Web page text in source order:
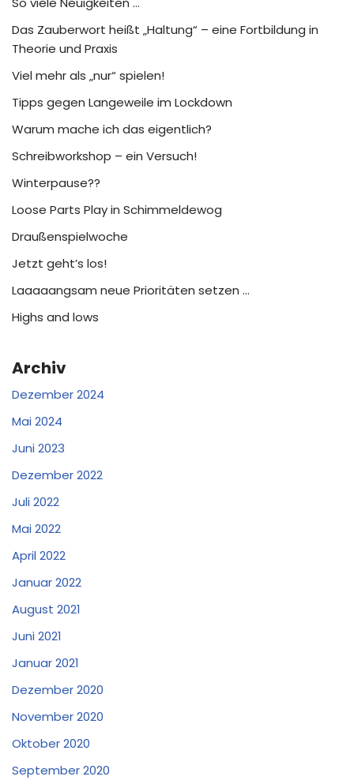
Das Zauberwort heißt „Haltung“ – eine Fortbildung in
Theorie und Praxis
Viel mehr als „nur“ spielen!
Tipps gegen Langeweile im Lockdown
Warum mache ich das eigentlich?
Schreibworkshop – ein Versuch!
Winterpause??
Loose Parts Play in Schimmeldewog
Draußenspielwoche
Jetzt geht’s los!
Laaaaangsam neue Prioritäten setzen …
Highs and lows
Archiv
Dezember 2024
Mai 2024
Juni 2023
Dezember 2022
Juli 2022
Mai 2022
April 2022
Januar 2022
August 2021
Juni 2021
Januar 2021
Dezember 2020
November 2020
Oktober 2020
September 2020